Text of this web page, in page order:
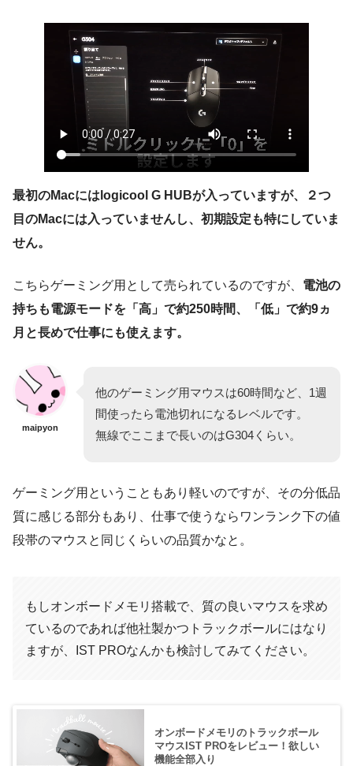
最初のMacにはlogicool G HUBが入っていますが、２つ
目のMacには入っていませんし、初期設定も特にしていま
せん。
こちらゲーミング用として売られているのですが、 電池の
持ちも電源モードを「高」で約250時間、「低」で約9ヵ
月と長めで仕事にも使えます。
maipyon
他のゲーミング用マウスは60時間など、1週
間使ったら電池切れになるレベルです。
無線でここまで長いのはG304くらい。
ゲーミング用ということもあり軽いのですが、その分低品
質に感じる部分もあり、仕事で使うならワンランク下の値
段帯のマウスと同じくらいの品質かなと。
もしオンボードメモリ搭載で、質の良いマウスを求め
ているのであれば他社製かつトラックボールにはなり
ますが、IST PROなんかも検討してみてください。
オンボードメモリのトラックボール
マウスIST PROをレビュー！欲しい
機能全部入り